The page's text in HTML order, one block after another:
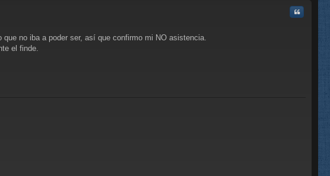
ba
Citar
no iba a poder ser, así que confirmo mi NO asistencia.
el finde.